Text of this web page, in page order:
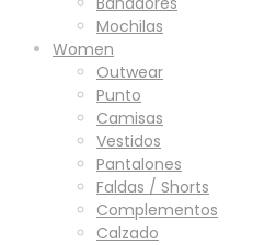
Mochilas
Women
Outwear
Punto
Camisas
Vestidos
Pantalones
Faldas / Shorts
Complementos
Calzado